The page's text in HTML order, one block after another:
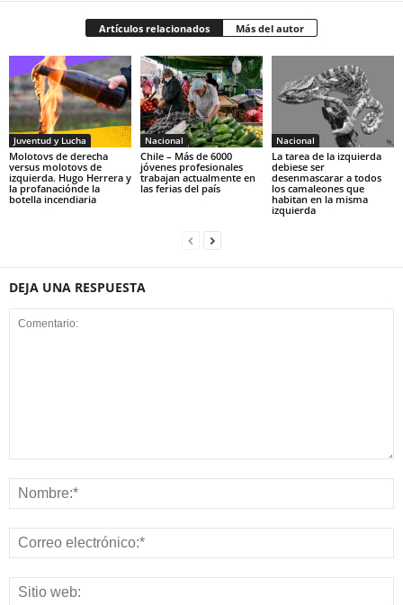
Artículos relacionados Más del autor
Juventud y Lucha
Molotovs de derecha
versus molotovs de
izquierda. Hugo Herrera y
la profanaciónde la
botella incendiaria
Nacional
Chile – Más de 6000
jóvenes profesionales
trabajan actualmente en
las ferias del país
Nacional
La tarea de la izquierda
debiese ser
desenmascarar a todos
los camaleones que
habitan en la misma
izquierda
DEJA UNA RESPUESTA